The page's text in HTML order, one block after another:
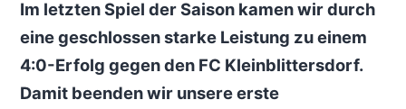
Im letzten Spiel der Saison kamen wir durch
eine geschlossen starke Leistung zu einem
4:0-Erfolg gegen den FC Kleinblittersdorf.
Damit beenden wir unsere erste